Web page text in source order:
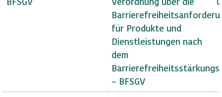
für Produkte und
Dienstleistungen nach
dem
– BFSGV